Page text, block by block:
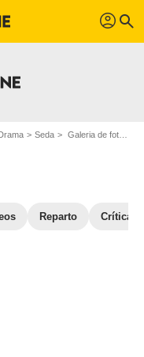
profil search
Seda Galeria de fotos de la película Seda
Reparto Críticas